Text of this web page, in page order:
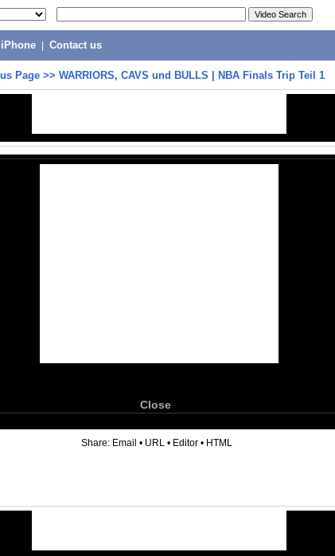
iPhone Contact us
Page >> WARRIORS, CAVS und BULLS | NBA Finals Trip Teil 1
Close
Share: Email • URL • Editor • HTML